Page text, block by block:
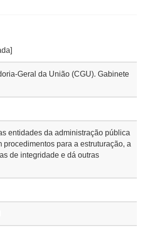
Geral da União (CGU). Gabinete
entidades da administração pública
para a estruturação, a
de integridade e dá outras